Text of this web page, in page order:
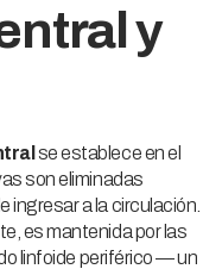
y
se establece en el
son eliminadas
a la circulación.
es mantenida por las
linfoide periférico — un